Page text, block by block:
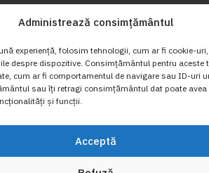
Administrează consimțământul
experiență, folosim tehnologii, cum ar fi cookie-
despre dispozitive. Consimțământul pentru aceste
cum ar fi comportamentul de navigare sau ID-uri
sau îți retragi consimțământul dat poate avea
și funcții.
Acceptă